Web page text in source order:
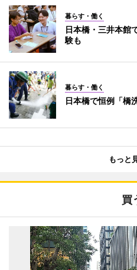
暮らす・働く
日本橋・三井本
験も
暮らす・働く
日本橋で恒例「
もっと
買